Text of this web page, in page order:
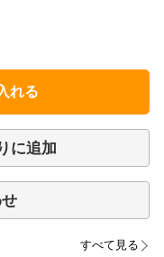
れる
に追加
すべて見る